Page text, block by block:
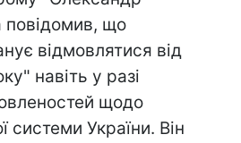
що
відмовлятися від
навіть у разі
щодо
системи України. Він